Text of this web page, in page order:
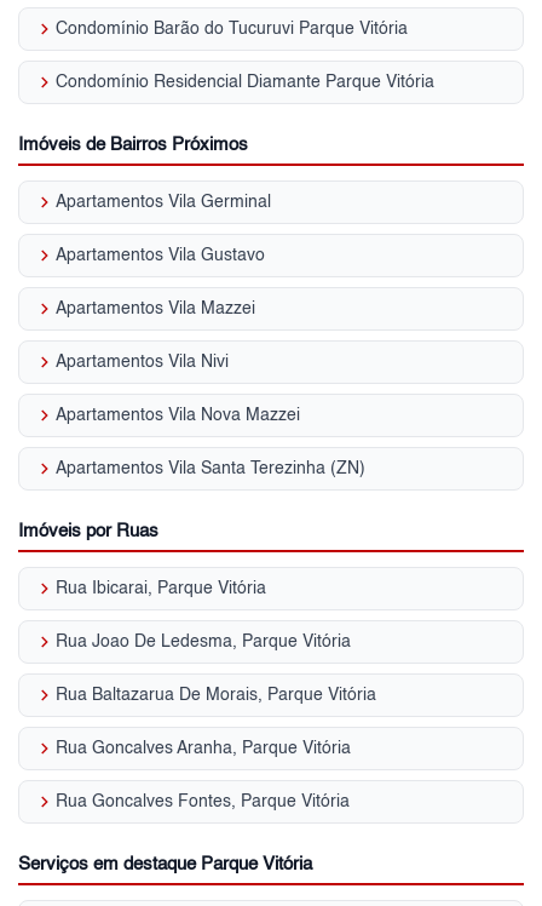
keyboard_arrow_right Condomínio Barão do Tucuruvi Parque Vitória
keyboard_arrow_right Condomínio Residencial Diamante Parque Vitória
Imóveis de Bairros Próximos
keyboard_arrow_right Apartamentos Vila Germinal
keyboard_arrow_right Apartamentos Vila Gustavo
keyboard_arrow_right Apartamentos Vila Mazzei
keyboard_arrow_right Apartamentos Vila Nivi
keyboard_arrow_right Apartamentos Vila Nova Mazzei
keyboard_arrow_right Apartamentos Vila Santa Terezinha (ZN)
Imóveis por Ruas
keyboard_arrow_right Rua Ibicarai, Parque Vitória
keyboard_arrow_right Rua Joao De Ledesma, Parque Vitória
keyboard_arrow_right Rua Baltazarua De Morais, Parque Vitória
keyboard_arrow_right Rua Goncalves Aranha, Parque Vitória
keyboard_arrow_right Rua Goncalves Fontes, Parque Vitória
Serviços em destaque Parque Vitória